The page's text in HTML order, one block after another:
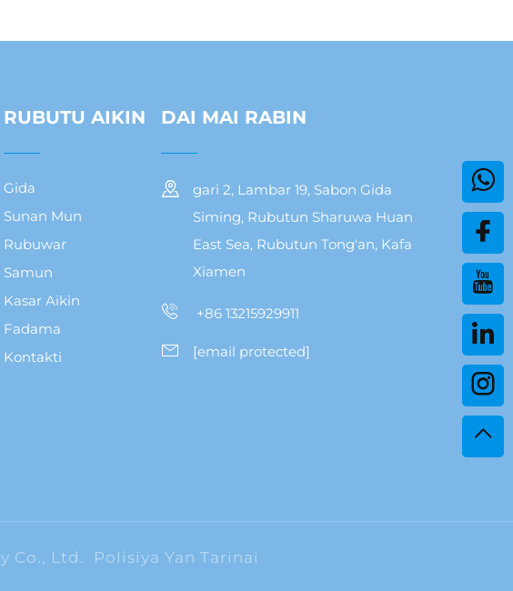
RUBUTU AIKIN
Gida
Sunan Mun
Rubuwar
Samun
Kasar Aikin
Fadama
Kontakti
DAI MAI RABIN
gari 2, Lambar 19, Sabon Gida
Siming, Rubutun Sharuwa Huan
East Sea, Rubutun Tong'an, Kafa
Xiamen
+86 13215929911
[email protected]
Co., Ltd. Polisiya Yan Tarinai